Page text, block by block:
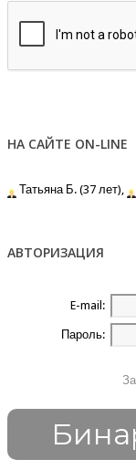
НА САЙТЕ ON-LINE
Татьяна Б. (37 лет),
АВТОРИЗАЦИЯ
E-mail:
Пароль: